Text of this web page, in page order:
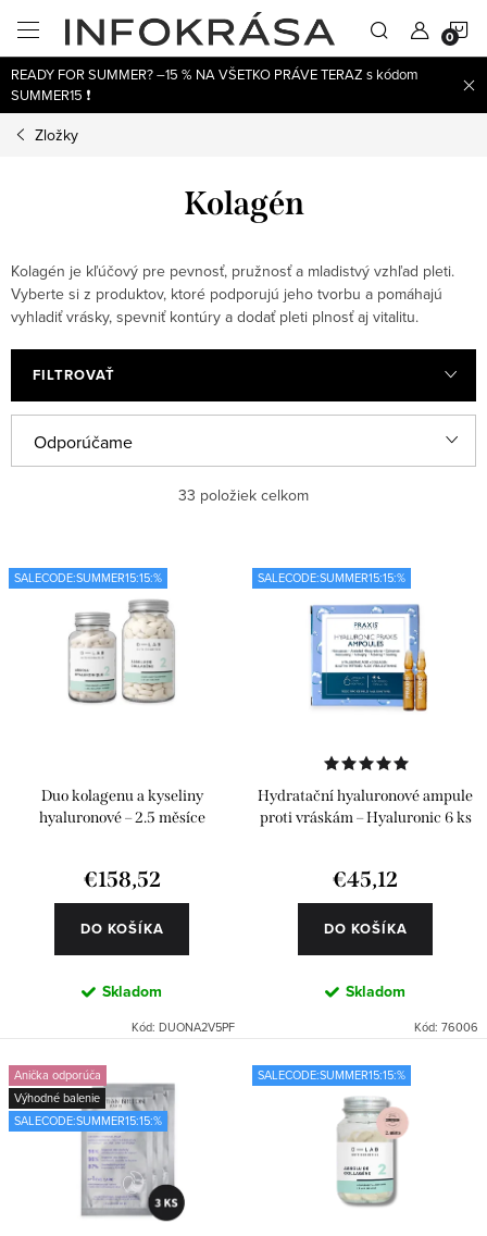
obsah
READY FOR SUMMER? –15 % NA VŠETKO PRÁVE TERAZ s kódom
SUMMER15 ❗
Zložky
Kolagén
Kolagén je kľúčový pre pevnosť, pružnosť a mladistvý vzhľad pleti.
Vyberte si z produktov, ktoré podporujú jeho tvorbu a pomáhajú
vyhladiť vrásky, spevniť kontúry a dodať pleti plnosť aj vitalitu.
FILTROVAŤ
ý
s
a
n
Odporúčame
Najpredávanejšie
Abecedne
33 položiek celkom
SALECODE:SUMMER15:15:%
Duo kolagenu a kyseliny
hyaluronové – 2.5 měsíce
€158,52
DO KOŠÍKA
Skladom
Kód: DUONA2V5PF
SALECODE:SUMMER15:15:%
Hydratační hyaluronové ampule
proti vráskám – Hyaluronic 6 ks
€45,12
DO KOŠÍKA
Skladom
Kód: 76006
Anička odporúča
Výhodné balenie
SALECODE:SUMMER15:15:%
SALECODE:SUMMER15:15:%